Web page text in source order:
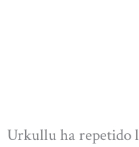
Urkullu ha repetido